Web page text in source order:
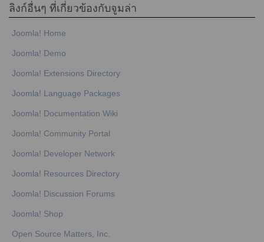
ลิงก์อื่นๆ ที่เกี่ยวข้องกับจูมล่า
Joomla! Home
Joomla! Demo
Joomla! Extensions Directory
Joomla! Language Packages
Joomla! Documentation Wiki
Joomla! Community Portal
Joomla! Developer Network
Joomla! Resources Directory
Joomla! Discussion Forums
Joomla! Shop
Open Source Matters, Inc.